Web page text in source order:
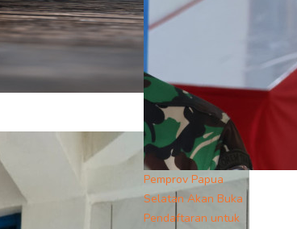
Pemprov Papua
Selatan Akan Buka
Pendaftaran untuk